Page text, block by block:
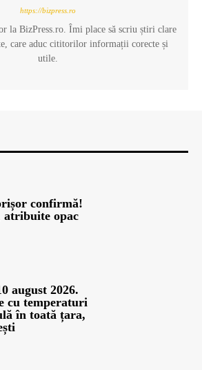
https://bizpress.ro
la BizPress.ro. Îmi place să scriu știri clare
care aduc cititorilor informații corecte și
utile.
confirmă!
opac
august 2026.
cu temperaturi
în toată țara,